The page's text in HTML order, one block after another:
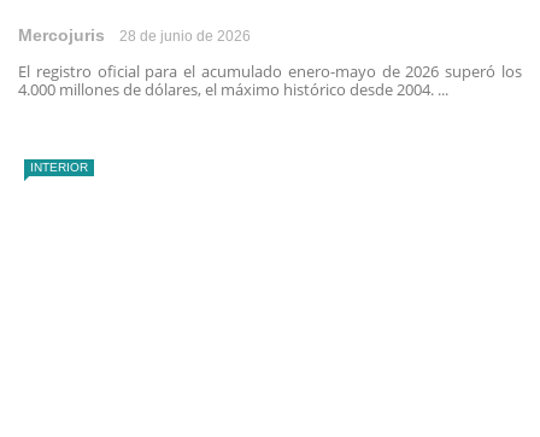
Mercojuris 28 de junio de 2026
El registro oficial para el acumulado enero-mayo de 2026 superó los
4.000 millones de dólares, el máximo histórico desde 2004. ...
INTERIOR